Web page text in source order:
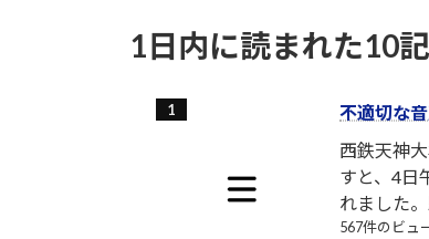
1日内に読まれた10
不適切な
西鉄天神
すと、4日
れました
567件のビュ